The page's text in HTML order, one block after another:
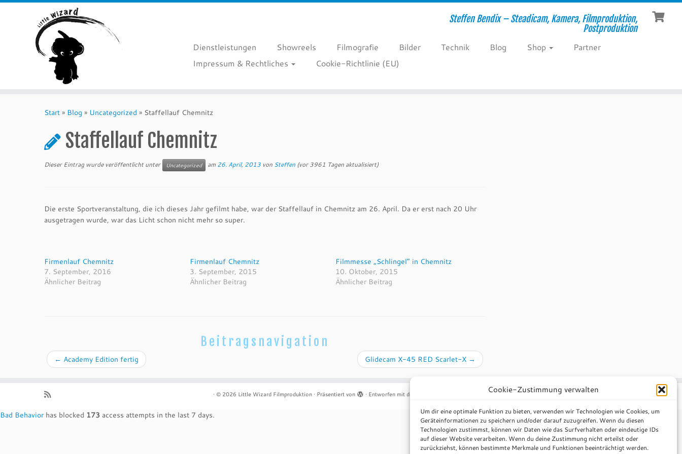
Cookie-Zustimmung verwalten
Um dir eine optimale Funktion zu bieten, verwenden wir Technologien wie Cookies, um
Geräteinformationen zu speichern und/oder darauf zuzugreifen. Wenn du diesen
Technologien zustimmst, können wir Daten wie das Surfverhalten oder eindeutige IDs
auf dieser Website verarbeiten. Wenn du deine Zustimmung nicht erteilst oder
zurückziehst, können bestimmte Merkmale und Funktionen beeinträchtigt werden.
Steffen Bendix – Steadicam, Kamera, Filmproduktion,
Postproduktion
Dienstleistungen Showreels Filmografie Bilder Technik Blog Shop
Partner
Impressum & Rechtliches
Cookie-Richtlinie (EU)
Start » Blog » Uncategorized » Staffellauf Chemnitz
Staffellauf Chemnitz
Dieser Eintrag wurde veröffentlicht unter Uncategorized am 26. April, 2013 von Steffen (vor 3961 Tagen aktualisiert)
Die erste Sportveranstaltung, die ich dieses Jahr gefilmt habe, war der Staffellauf in Chemnitz am 26. April. Da er erst nach 20 Uhr
ausgetragen wurde, war das Licht schon nicht mehr so super.
Firmenlauf Chemnitz
7. September, 2016
Ähnlicher Beitrag
Firmenlauf Chemnitz
3. September, 2015
Ähnlicher Beitrag
Filmmesse „Schlingel“ in Chemnitz
10. Oktober, 2015
Ähnlicher Beitrag
Beitragsnavigation
← Academy Edition fertig Glidecam X-45 RED Scarlet-X →
· © 2026 Little Wizard Filmproduktion · Präsentiert von · Entworfen mit dem
Bad Behaviorhas blocked 173 access attempts in the last 7 days.